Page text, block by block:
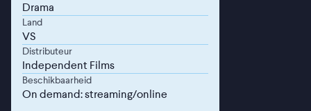
Drama
Land
VS
Distributeur
Independent Films
Beschikbaarheid
On demand: streaming/online